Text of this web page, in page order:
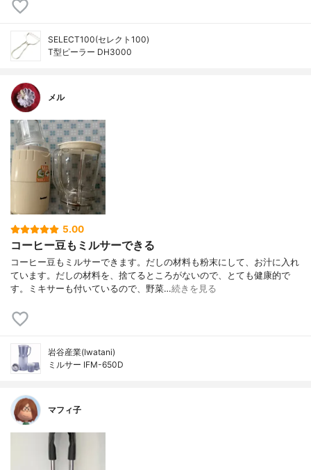
SELECT100(セレクト100)
T型ピーラー DH3000
メル
5.00
コーヒー豆もミルサーできる
コーヒー豆もミルサーできます。だしの材料も粉末にして、お汁に入れ
ています。だしの材料を、捨てるところがないので、とても健康的で
す。ミキサーも付いているので、野菜…続きを見る
岩谷産業(Iwatani)
ミルサー IFM-650D
マフィ子